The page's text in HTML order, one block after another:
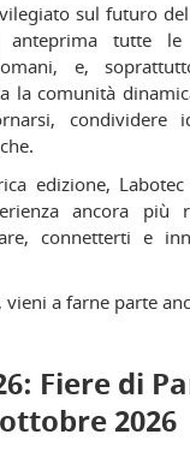
sul futuro
tutte le
e,
la comunità
condividere
edizione,
ancora più
connetterti e
vieni a farne parte
Fiere di
ottobre 2026